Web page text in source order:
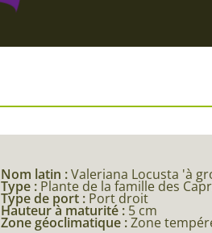
Nom latin :Valeriana Locusta 'à
Type : Plante de la famille des
Type de port : Port droit
Hauteur à maturité : 5 cm
Zone géoclimatique :Zone